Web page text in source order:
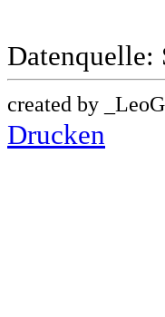
Datenquelle:
created by
Drucken